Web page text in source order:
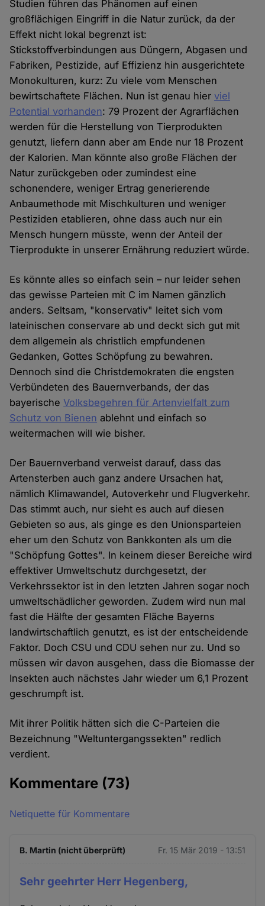
Studien führen das Phänomen auf einen
großflächigen Eingriff in die Natur zurück, da der
Effekt nicht lokal begrenzt ist:
Stickstoffverbindungen aus Düngern, Abgasen und
Fabriken, Pestizide, auf Effizienz hin ausgerichtete
Monokulturen, kurz: Zu viele vom Menschen
bewirtschaftete Flächen. Nun ist genau hierviel
Potential vorhanden: 79 Prozent der Agrarflächen
werden für die Herstellung von Tierprodukten
genutzt, liefern dann aber am Ende nur 18 Prozent
der Kalorien. Man könnte also große Flächen der
Natur zurückgeben oder zumindest eine
schonendere, weniger Ertrag generierende
Anbaumethode mit Mischkulturen und weniger
Pestiziden etablieren, ohne dass auch nur ein
Mensch hungern müsste, wenn der Anteil der
Tierprodukte in unserer Ernährung reduziert würde.
Es könnte alles so einfach sein – nur leider sehen
das gewisse Parteien mit C im Namen gänzlich
anders. Seltsam, "konservativ" leitet sich vom
lateinischen conservare ab und deckt sich gut mit
dem allgemein als christlich empfundenen
Gedanken, Gottes Schöpfung zu bewahren.
Dennoch sind die Christdemokraten die engsten
Verbündeten des Bauernverbands, der das
bayerischeVolksbegehren für Artenvielfalt zum
Schutz von Bienen ablehnt und einfach so
weitermachen will wie bisher.
Der Bauernverband verweist darauf, dass das
Artensterben auch ganz andere Ursachen hat,
nämlich Klimawandel, Autoverkehr und Flugverkehr.
Das stimmt auch, nur sieht es auch auf diesen
Gebieten so aus, als ginge es den Unionsparteien
eher um den Schutz von Bankkonten als um die
"Schöpfung Gottes". In keinem dieser Bereiche wird
effektiver Umweltschutz durchgesetzt, der
Verkehrssektor ist in den letzten Jahren sogar noch
umweltschädlicher geworden. Zudem wird nun mal
fast die Hälfte der gesamten Fläche Bayerns
landwirtschaftlich genutzt, es ist der entscheidende
Faktor. Doch CSU und CDU sehen nur zu. Und so
müssen wir davon ausgehen, dass die Biomasse der
Insekten auch nächstes Jahr wieder um 6,1 Prozent
geschrumpft ist.
Mit ihrer Politik hätten sich die C-Parteien die
Bezeichnung "Weltuntergangssekten" redlich
verdient.
Kommentare (73)
Netiquette für Kommentare
B. Martin (nicht überprüft) Fr. 15 Mär 2019 - 13:51
Sehr geehrter Herr Hegenberg,